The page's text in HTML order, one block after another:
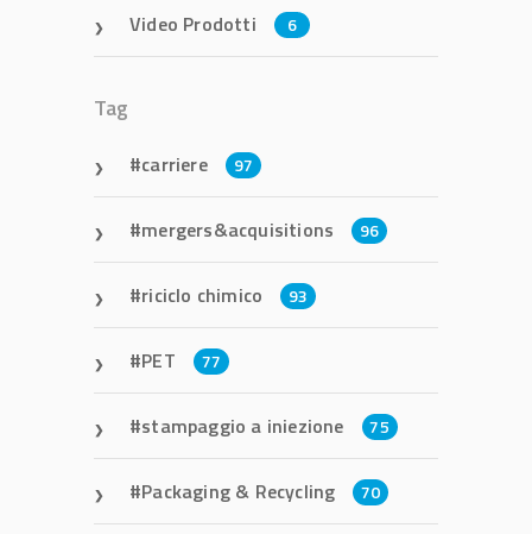
Video Prodotti 6
Tag
carriere 97
mergers&acquisitions 96
riciclo chimico 93
PET 77
stampaggio a iniezione 75
Packaging & Recycling 70